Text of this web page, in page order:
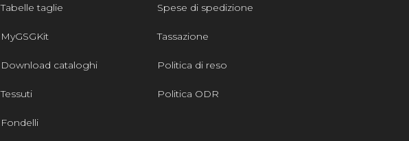
Tabelle taglie
MyGSGKit
Download cataloghi
Tessuti
Fondelli
Spese di spedizione
Tassazione
Politica di reso
Politica ODR